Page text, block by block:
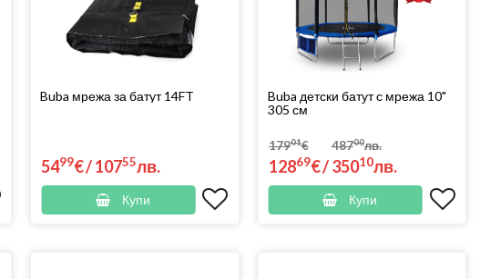
Buba мрежа за батут 14FT
5499€/10755лв.
Купи
Buba детски батут с мрежа 10"
305 см
17901€
12869€/
48700лв.
35010лв.
Купи